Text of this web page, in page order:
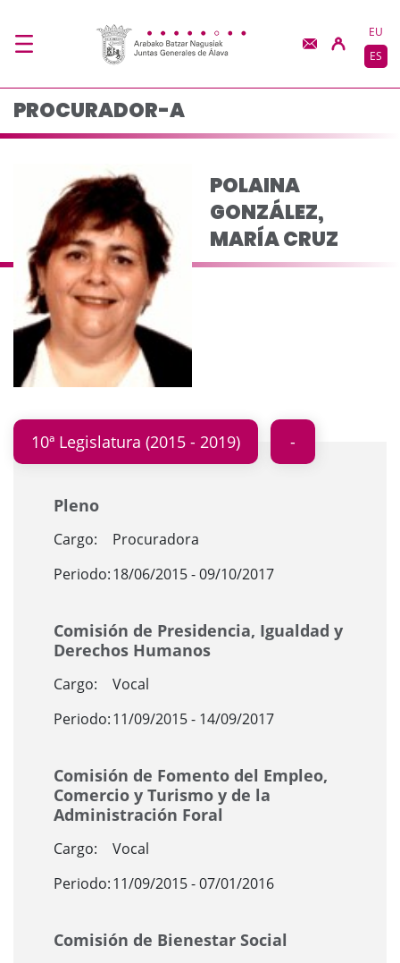
POLAINA GONZÁLEZ,EU
ES
PROCURADOR-A
POLAINA
GONZÁLEZ,
MARÍA CRUZ
10ª Legislatura (2015 - 2019)
Pleno
Cargo:
Procuradora
Periodo:18/06/2015 - 09/10/2017
Comisión de Presidencia, Igualdad y
Derechos Humanos
Cargo:
Vocal
Periodo:11/09/2015 - 14/09/2017
Comisión de Fomento del Empleo,
Comercio y Turismo y de la
Administración Foral
Cargo:
Vocal
Periodo:11/09/2015 - 07/01/2016
Comisión de Bienestar Social